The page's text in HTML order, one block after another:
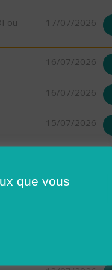
ou
17/07/2026
16/07/2026
16/07/2026
15/07/2026
que vous